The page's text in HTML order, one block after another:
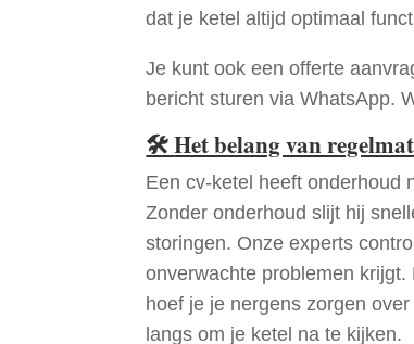
dat je ketel altijd optimaal
Je kunt ook een offerte
bericht sturen via WhatsApp.
🛠Het belang van
Een cv-ketel heeft onderhoud
Zonder onderhoud slijt hij
storingen. Onze experts
onverwachte problemen
hoef je je nergens zorgen
langs om je ketel na te kijken.